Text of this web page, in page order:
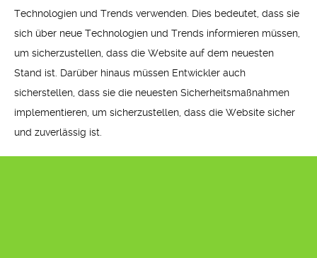
Technologien und Trends verwenden. Dies bedeutet, dass sie
sich über neue Technologien und Trends informieren müssen,
um sicherzustellen, dass die Website auf dem neuesten
Stand ist. Darüber hinaus müssen Entwickler auch
sicherstellen, dass sie die neuesten Sicherheitsmaßnahmen
implementieren, um sicherzustellen, dass die Website sicher
und zuverlässig ist.